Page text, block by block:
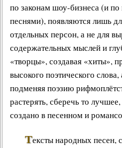
по законам шоу-бизнеса (и
песнями), появляются лишь
отдельных персон, а не для
содержательных мыслей и
«творцы», создавая «хиты»,
высокого поэтического
подменяя поэзию
растерять, сберечь то
создано в песенном и
Тексты народных песен,